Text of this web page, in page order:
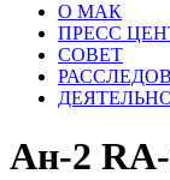
О МАК
ПРЕСС
СОВЕТ
Ан-2 RA-